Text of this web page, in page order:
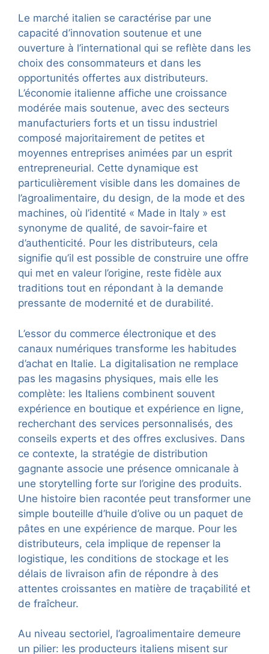
Le marché italien se caractérise par une
capacité d’innovation soutenue et une
ouverture à l’international qui se reflète dans les
choix des consommateurs et dans les
opportunités offertes aux distributeurs.
L’économie italienne affiche une croissance
modérée mais soutenue, avec des secteurs
manufacturiers forts et un tissu industriel
composé majoritairement de petites et
moyennes entreprises animées par un esprit
entrepreneurial. Cette dynamique est
particulièrement visible dans les domaines de
l’agroalimentaire, du design, de la mode et des
machines, où l’identité « Made in Italy » est
synonyme de qualité, de savoir-faire et
d’authenticité. Pour les distributeurs, cela
signifie qu’il est possible de construire une offre
qui met en valeur l’origine, reste fidèle aux
traditions tout en répondant à la demande
pressante de modernité et de durabilité.
L’essor du commerce électronique et des
canaux numériques transforme les habitudes
d’achat en Italie. La digitalisation ne remplace
pas les magasins physiques, mais elle les
complète: les Italiens combinent souvent
expérience en boutique et expérience en ligne,
recherchant des services personnalisés, des
conseils experts et des offres exclusives. Dans
ce contexte, la stratégie de distribution
gagnante associe une présence omnicanale à
une storytelling forte sur l’origine des produits.
Une histoire bien racontée peut transformer une
simple bouteille d’huile d’olive ou un paquet de
pâtes en une expérience de marque. Pour les
distributeurs, cela implique de repenser la
logistique, les conditions de stockage et les
délais de livraison afin de répondre à des
attentes croissantes en matière de traçabilité et
de fraîcheur.
Au niveau sectoriel, l’agroalimentaire demeure
un pilier: les producteurs italiens misent sur